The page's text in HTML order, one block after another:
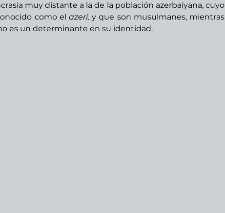
muy distante a la de la población azerbaiyana, cuyo
como el azerí, y que son musulmanes, mientras
es un determinante en su identidad.